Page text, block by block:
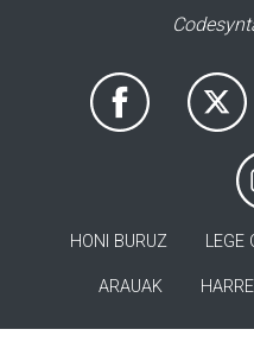
HONI BURUZ LEGE
ARAUAK